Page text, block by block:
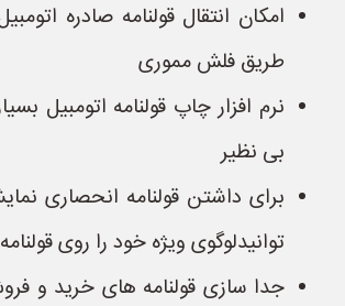
امکان انتقال قولنامه صادره
طریق فلش مموری
نرم افزار چاپ قولنامه اتومبیل
بی نظیر
برای داشتن قولنامه انحصاری
توانیدلوگوی ویژه خود را روی
جدا سازی قولنامه های خرید و